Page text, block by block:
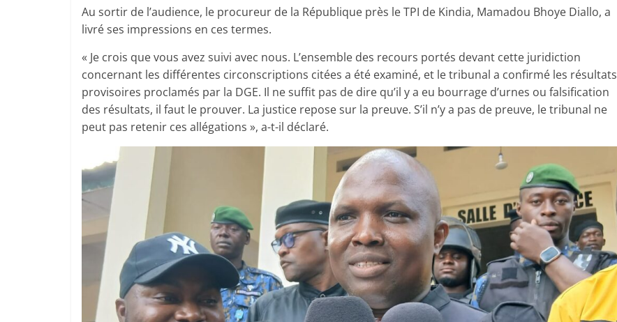
Au sortir de l’audience, le procureur de la République près le TPI de Kindia, Mamadou Bhoye Diallo, a
livré ses impressions en ces termes.
« Je crois que vous avez suivi avec nous. L’ensemble des recours portés devant cette juridiction
concernant les différentes circonscriptions citées a été examiné, et le tribunal a confirmé les résultats
provisoires proclamés par la DGE. Il ne suffit pas de dire qu’il y a eu bourrage d’urnes ou falsification
des résultats, il faut le prouver. La justice repose sur la preuve. S’il n’y a pas de preuve, le tribunal ne
peut pas retenir ces allégations », a-t-il déclaré.